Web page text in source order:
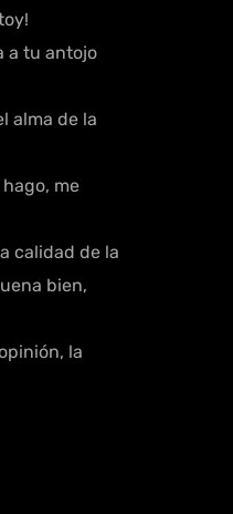
a tu antojo
alma de la
me
calidad de la
bien,
la